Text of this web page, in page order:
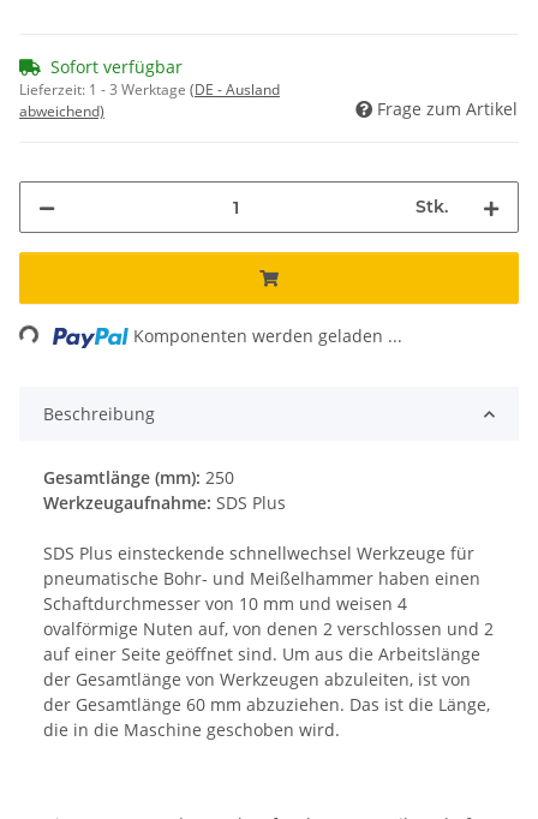
Sofort verfügbar
Lieferzeit: 1 - 3 Werktage (DE - Ausland
abweichend)
Frage zum Artikel
Stk.
Komponenten werden geladen ...
Beschreibung
Gesamtlänge (mm): 250
Werkzeugaufnahme: SDS Plus
SDS Plus einsteckende schnellwechsel Werkzeuge für
pneumatische Bohr- und Meißelhammer haben einen
Schaftdurchmesser von 10 mm und weisen 4
ovalförmige Nuten auf, von denen 2 verschlossen und 2
auf einer Seite geöffnet sind. Um aus die Arbeitslänge
der Gesamtlänge von Werkzeugen abzuleiten, ist von
der Gesamtlänge 60 mm abzuziehen. Das ist die Länge,
die in die Maschine geschoben wird.